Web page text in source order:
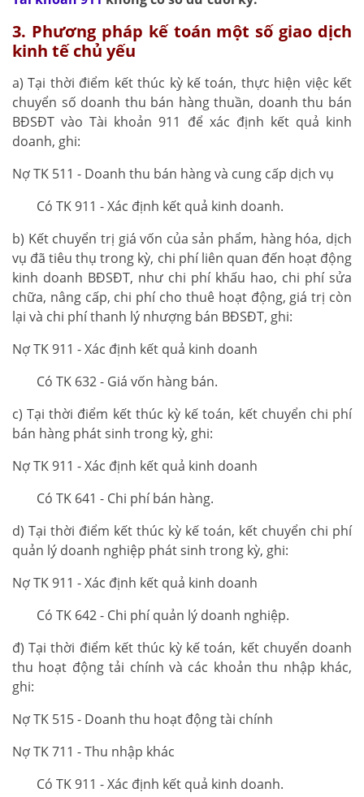
3. Phương pháp kế toán một số giao dịch
kinh tế chủ yếu
a) Tại thời điểm kết thúc kỳ kế toán, thực hiện việc kết
chuyển số doanh thu bán hàng thuần, doanh thu bán
BĐSĐT vào Tài khoản 911 để xác định kết quả kinh
doanh, ghi:
Nợ TK 511 - Doanh thu bán hàng và cung cấp dịch vụ
Có TK 911 - Xác định kết quả kinh doanh.
b) Kết chuyển trị giá vốn của sản phẩm, hàng hóa, dịch
vụ đã tiêu thụ trong kỳ, chi phí liên quan đến hoạt động
kinh doanh BĐSĐT, như chi phí khấu hao, chi phí sửa
chữa, nâng cấp, chi phí cho thuê hoạt động, giá trị còn
lại và chi phí thanh lý nhượng bán BĐSĐT, ghi:
Nợ TK 911 - Xác định kết quả kinh doanh
Có TK 632 - Giá vốn hàng bán.
c) Tại thời điểm kết thúc kỳ kế toán, kết chuyển chi phí
bán hàng phát sinh trong kỳ, ghi:
Nợ TK 911 - Xác định kết quả kinh doanh
Có TK 641 - Chi phí bán hàng.
d) Tại thời điểm kết thúc kỳ kế toán, kết chuyển chi phí
quản lý doanh nghiệp phát sinh trong kỳ, ghi:
Nợ TK 911 - Xác định kết quả kinh doanh
Có TK 642 - Chi phí quản lý doanh nghiệp.
đ) Tại thời điểm kết thúc kỳ kế toán, kết chuyển doanh
thu hoạt động tải chính và các khoản thu nhập khác,
ghi:
Nợ TK 515 - Doanh thu hoạt động tài chính
Nợ TK 711 - Thu nhập khác
Có TK 911 - Xác định kết quả kinh doanh.